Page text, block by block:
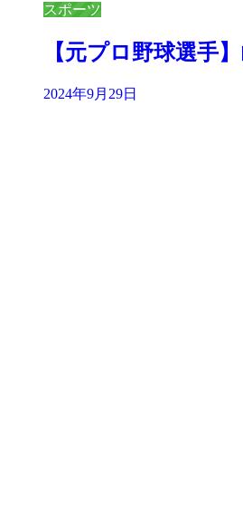
スポーツ
【元プロ野球選手
2024年9月29日